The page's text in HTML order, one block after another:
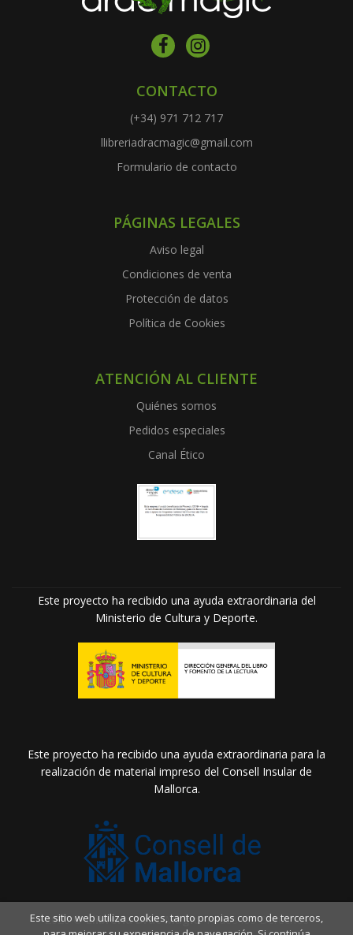
CONTACTO
(+34) 971 712 717
llibreriadracmagic@gmail.com
Formulario de contacto
PÁGINAS LEGALES
Aviso legal
Condiciones de venta
Protección de datos
Política de Cookies
ATENCIÓN AL CLIENTE
Quiénes somos
Pedidos especiales
Canal Ético
Este proyecto ha recibido una ayuda extraordinaria del
Ministerio de Cultura y Deporte.
Este proyecto ha recibido una ayuda extraordinaria para la
realización de material impreso del Consell Insular de
Mallorca.
2026 ©Llibreria Drac Màgic. Todos los Derechos
Este sitio web utiliza cookies, tanto propias como de terceros,